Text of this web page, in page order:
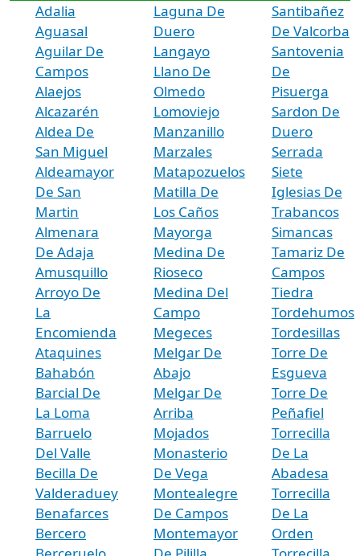
Adalia
Aguasal
Aguilar De
Campos
Alaejos
Alcazarén
Aldea De
San Miguel
Aldeamayor
De San
Martin
Almenara
De Adaja
Amusquillo
Arroyo De
La
Encomienda
Ataquines
Bahabón
Barcial De
La Loma
Barruelo
Del Valle
Becilla De
Valderaduey
Benafarces
Bercero
Laguna De
Duero
Langayo
Llano De
Olmedo
Lomoviejo
Manzanillo
Marzales
Matapozuelos
Matilla De
Los Caños
Mayorga
Medina De
Rioseco
Medina Del
Campo
Megeces
Melgar De
Abajo
Melgar De
Arriba
Mojados
Monasterio
De Vega
Montealegre
De Campos
Montemayor
Santibañez
De Valcorba
Santovenia
De
Pisuerga
Sardon De
Duero
Serrada
Siete
Iglesias De
Trabancos
Simancas
Tamariz De
Campos
Tiedra
Tordehumos
Tordesillas
Torre De
Esgueva
Torre De
Peñafiel
Torrecilla
De La
Abadesa
Torrecilla
De La
Orden